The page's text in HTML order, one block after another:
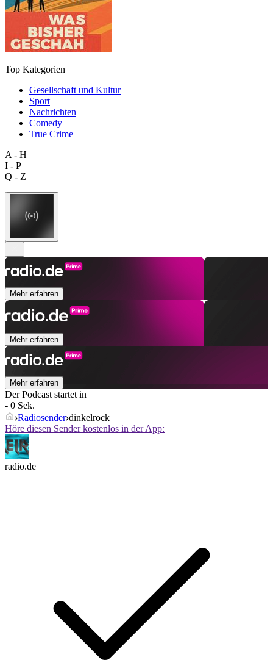
Top Kategorien
Gesellschaft und Kultur
Sport
Nachrichten
Comedy
True Crime
A - H
I - P
Q - Z
Mehr erfahren
Mehr erfahren
Mehr erfahren
Der Podcast startet in
- 0 Sek.
Radiosender dinkelrock
Höre diesen Sender kostenlos in der App:
radio.de